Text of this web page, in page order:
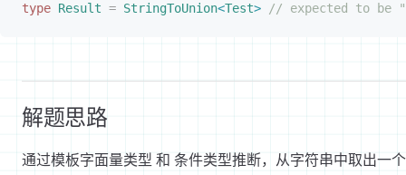
type Result = StringToUnion<Test> // expected to
解题思路
通过模板字面量类型 和 条件类型推断，从字符串中取出一